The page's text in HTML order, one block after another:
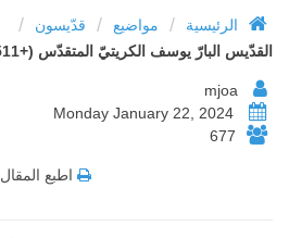
الرئيسية / مواضيع / قدّيسون /
القدّيس البارّ يوسف الكريتيّ المتقدّس (+1511م)
677
اطبع المقال